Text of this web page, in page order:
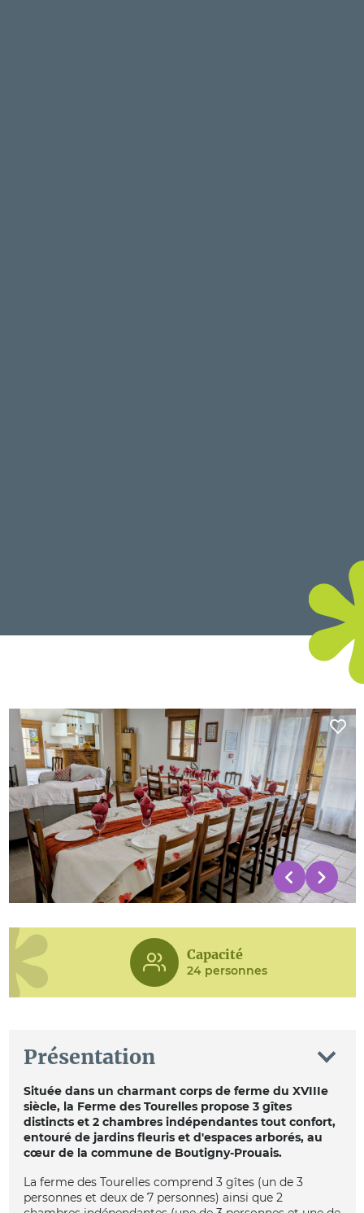
Capacité
24 personnes
Présentation
Située dans un charmant corps de ferme du XVIIIe
siècle, la Ferme des Tourelles propose 3 gîtes
distincts et 2 chambres indépendantes tout confort,
entouré de jardins fleuris et d'espaces arborés, au
cœur de la commune de Boutigny-Prouais.
La ferme des Tourelles comprend 3 gîtes (un de 3
personnes et deux de 7 personnes) ainsi que 2